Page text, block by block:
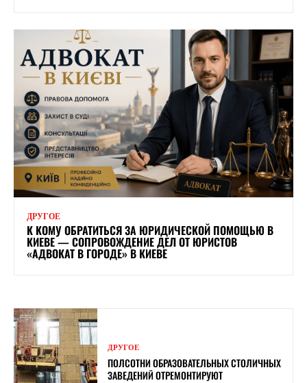
ДРУГОЕ
К КОМУ ОБРАТИТЬСЯ ЗА ЮРИДИЧЕСКОЙ ПОМОЩЬЮ В
КИЕВЕ — СОПРОВОЖДЕНИЕ ДЕЛ ОТ ЮРИСТОВ
«АДВОКАТ В ГОРОДЕ» В КИЕВЕ
ДРУГОЕ
ПОЛСОТНИ ОБРАЗОВАТЕЛЬНЫХ СТОЛИЧНЫХ
ЗАВЕДЕНИЙ ОТРЕМОНТИРУЮТ